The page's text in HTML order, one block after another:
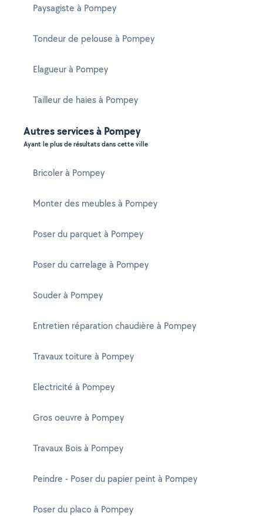
Paysagiste à Pompey
Tondeur de pelouse à Pompey
Elagueur à Pompey
Tailleur de haies à Pompey
Autres services à Pompey
Ayant le plus de résultats dans cette ville
Bricoler à Pompey
Monter des meubles à Pompey
Poser du parquet à Pompey
Poser du carrelage à Pompey
Souder à Pompey
Entretien réparation chaudière à Pompey
Travaux toiture à Pompey
Electricité à Pompey
Gros oeuvre à Pompey
Travaux Bois à Pompey
Peindre - Poser du papier peint à Pompey
Poser du placo à Pompey